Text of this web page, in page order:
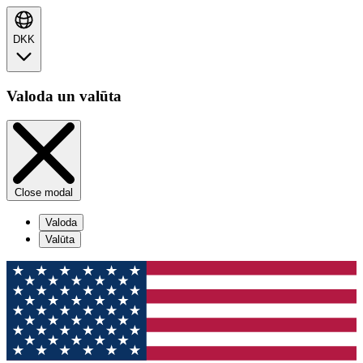
DKK
Valoda un valūta
Close modal
Valoda
Valūta